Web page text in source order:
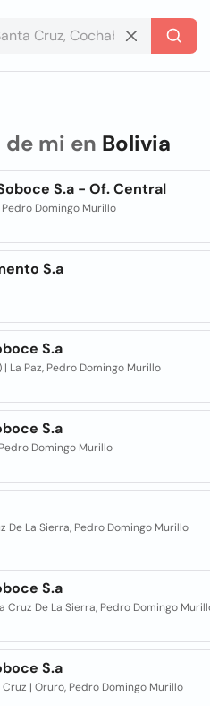
mi en Bolivia
S.a - Of. Central
Pedro Domingo Murillo
S.a
S.a
La Paz, Pedro Domingo Murillo
S.a
Domingo Murillo
De La Sierra, Pedro Domingo Murillo
S.a
De La Sierra, Pedro Domingo
S.a
Cruz | Oruro, Pedro Domingo Murillo